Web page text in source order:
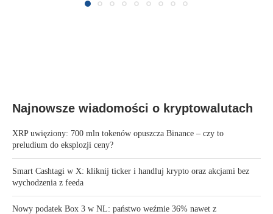
Najnowsze wiadomości o kryptowalutach
XRP uwięziony: 700 mln tokenów opuszcza Binance – czy to
preludium do eksplozji ceny?
Smart Cashtagi w X: kliknij ticker i handluj krypto oraz akcjami bez
wychodzenia z feeda
Nowy podatek Box 3 w NL: państwo weźmie 36% nawet z